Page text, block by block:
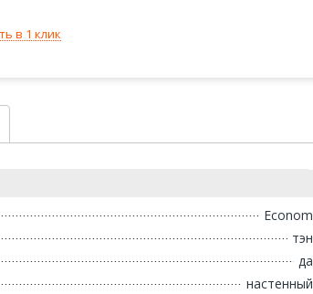
в 1 клик
Econom
тэн
да
настенный